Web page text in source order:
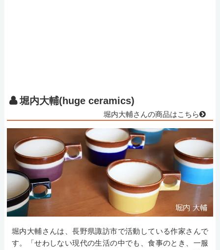
堀内大輔(huge ceramics)
堀内大輔さんの商品はこちら
堀内大輔さんは、長野県諏訪市で活動している作家さんで
す。「せわしない現代の生活の中でも、食事のとき、一服